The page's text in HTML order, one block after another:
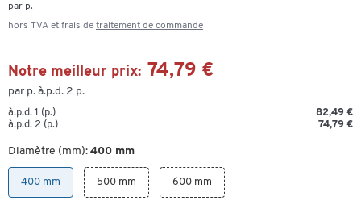
par p.
hors TVA et frais de traitement de commande
Notre meilleur prix: 74,79 €
par p. à.p.d. 2 p.
à.p.d. 1 (p.)
82,49 €
à.p.d. 2 (p.)
74,79 €
Diamètre (mm): 400 mm
400 mm 500 mm 600 mm